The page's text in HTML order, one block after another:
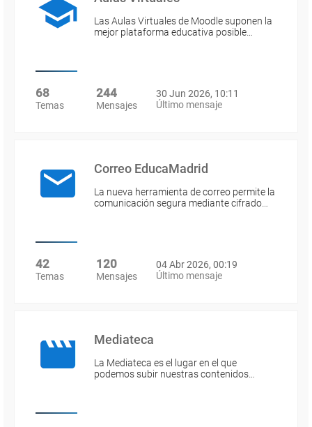
Las Aulas Virtuales de Moodle suponen la
mejor plataforma educativa posible…
68
Temas
244
Mensajes
30 Jun 2026, 10:11
Último mensaje
Correo EducaMadrid
La nueva herramienta de correo permite la
comunicación segura mediante cifrado…
42
Temas
120
Mensajes
04 Abr 2026, 00:19
Último mensaje
Mediateca
La Mediateca es el lugar en el que
podemos subir nuestras contenidos…